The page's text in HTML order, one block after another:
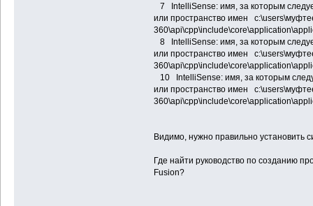
7 IntelliSense: имя, за которым
или пространство имен
8 IntelliSense: имя, за которым
или пространство имен
10 IntelliSense: имя, за которым
или пространство имен
Видимо, нужно правильно установить
Где найти руководство по созданию
Fusion?